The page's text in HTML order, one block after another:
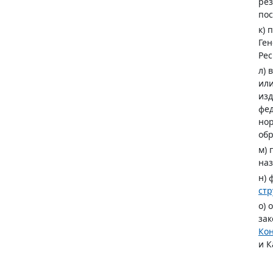
к)
л)
м)
н)
о)
и